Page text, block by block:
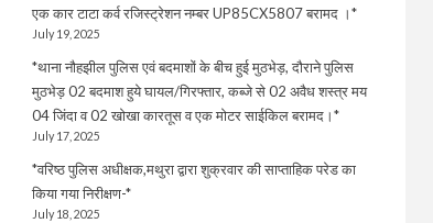
एक कार टाटा कर्व रजिस्ट्रेशन नम्बर UP85CX5807 बरामद ।*
July 19, 2025
*थाना नौहझील पुलिस एवं बदमाशों के बीच हुई मुठभेड़, दौराने पुलिस
मुठभेड़ 02 बदमाश हुये घायल/गिरफ्तार, कब्जे से 02 अवैध शस्त्र मय
04 जिंदा व 02 खोखा कारतूस व एक मोटर साईकिल बरामद।*
July 17, 2025
*वरिष्ठ पुलिस अधीक्षक,मथुरा द्वारा शुक्रवार की साप्ताहिक परेड का
किया गया निरीक्षण-*
July 18, 2025